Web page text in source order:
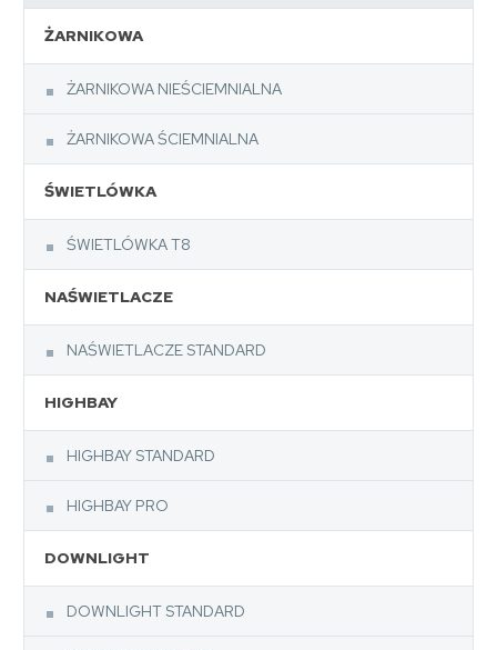
ŻARNIKOWA
ŻARNIKOWA NIEŚCIEMNIALNA
ŻARNIKOWA ŚCIEMNIALNA
ŚWIETLÓWKA
ŚWIETLÓWKA T8
NAŚWIETLACZE
NAŚWIETLACZE STANDARD
HIGHBAY
HIGHBAY STANDARD
HIGHBAY PRO
DOWNLIGHT
DOWNLIGHT STANDARD